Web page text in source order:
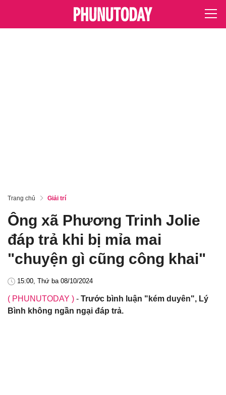
Trang chủ Giải trí
Ông xã Phương Trinh Jolie
đáp trả khi bị mỉa mai
"chuyện gì cũng công khai"
15:00, Thứ ba 08/10/2024
( PHUNUTODAY ) - Trước bình luận "kém duyên", Lý
Bình không ngần ngại đáp trả.